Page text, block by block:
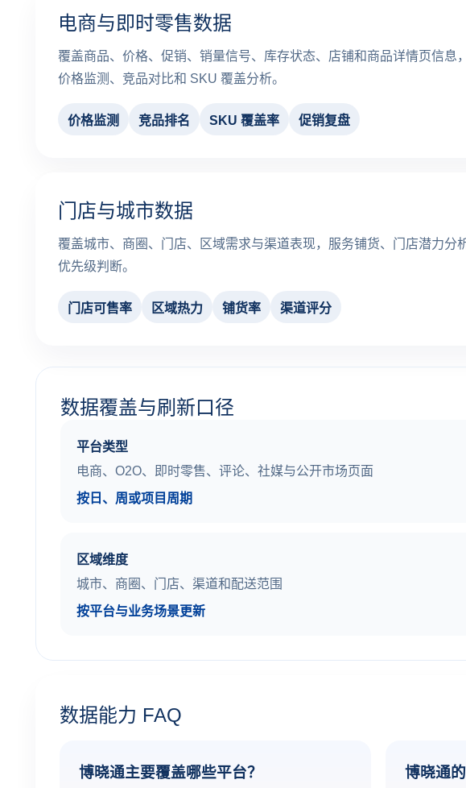
电商与即时零售数据
覆盖商品、价格、促销、销量信号、库存状态、店铺和商品详情页信息
价格监测、竞品对比和 SKU 覆盖分析。
价格监测 竞品排名 SKU 覆盖率 促销复盘
门店与城市数据
覆盖城市、商圈、门店、区域需求与渠道表现，服务铺货、门店潜力分
优先级判断。
门店可售率 区域热力 铺货率 渠道评分
数据覆盖与刷新口径
平台类型
电商、O2O、即时零售、评论、社媒与公开市场页面
按日、周或项目周期
区域维度
城市、商圈、门店、渠道和配送范围
按平台与业务场景更新
数据能力 FAQ
博晓通主要覆盖哪些平台？ 博晓通